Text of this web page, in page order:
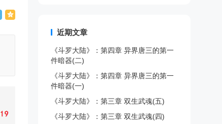
近期文章
《斗罗大陆》：第四章 异界唐三的第一
件暗器(二)
《斗罗大陆》：第四章 异界唐三的第一
件暗器(一)
《斗罗大陆》：第三章 双生武魂(五)
《斗罗大陆》：第三章 双生武魂(四)